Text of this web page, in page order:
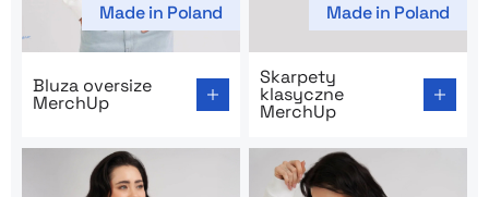
Made in Poland
Bluza oversize
MerchUp
Made in Poland
Skarpety
klasyczne
MerchUp